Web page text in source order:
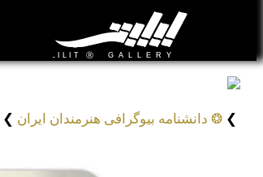
❯ ❂ دانشنامه بیوگرافی هنرمندان ایران ❯